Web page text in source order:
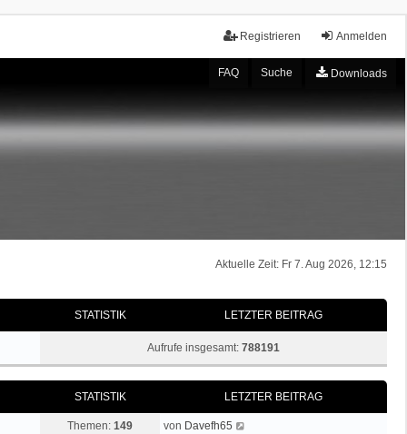
Anmelden
Registrieren
FAQ Suche Downloads
Aktuelle Zeit: Fr 7. Aug 2026, 12:15
STATISTIK LETZTER BEITRAG
Aufrufe insgesamt: 788191
STATISTIK LETZTER BEITRAG
Themen: 149
von Davefh65